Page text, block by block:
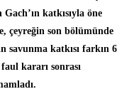
katkısıyla öne
çeyreğin son bölümünde
savunma katkısı farkın 6
kararı sonrası